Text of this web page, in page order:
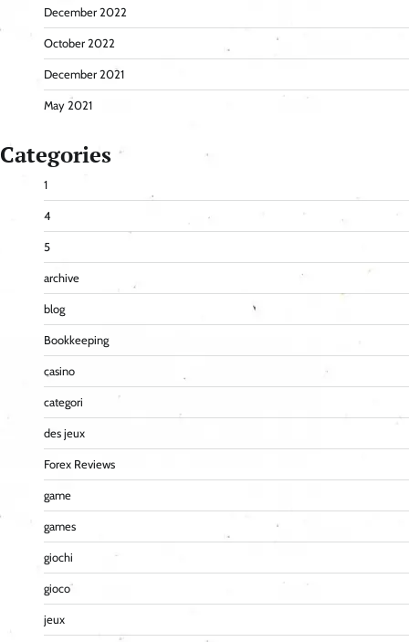
December 2022
October 2022
December 2021
May 2021
Categories
1
4
5
archive
blog
Bookkeeping
casino
categori
des jeux
Forex Reviews
game
games
giochi
gioco
jeux